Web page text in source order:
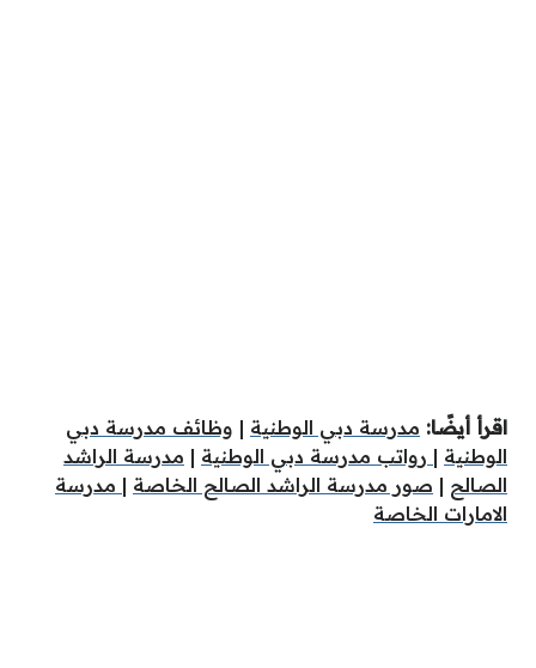
اقرأ أيضًا: مدرسة دبي الوطنية | وظائف مدرسة دبي
الوطنية | رواتب مدرسة دبي الوطنية | مدرسة الراشد
الصالح | صور مدرسة الراشد الصالح الخاصة | مدرسة
الامارات الخاصة